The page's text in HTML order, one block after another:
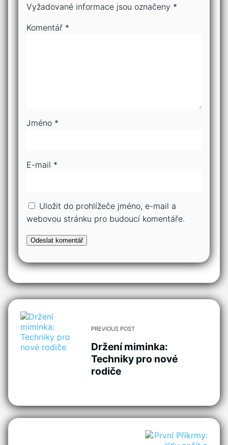
Vyžadované informace jsou označeny *
Komentář *
Jméno *
E-mail *
Uložit do prohlížeče jméno, e-mail a
webovou stránku pro budoucí komentáře.
PREVIOUS POST
Držení miminka:
Techniky pro nové
rodiče